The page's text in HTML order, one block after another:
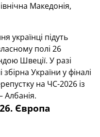
Македонія,
українці підуть
полі 26
Швеції. У разі
України у фіналі
на ЧС-2026 із
Європа